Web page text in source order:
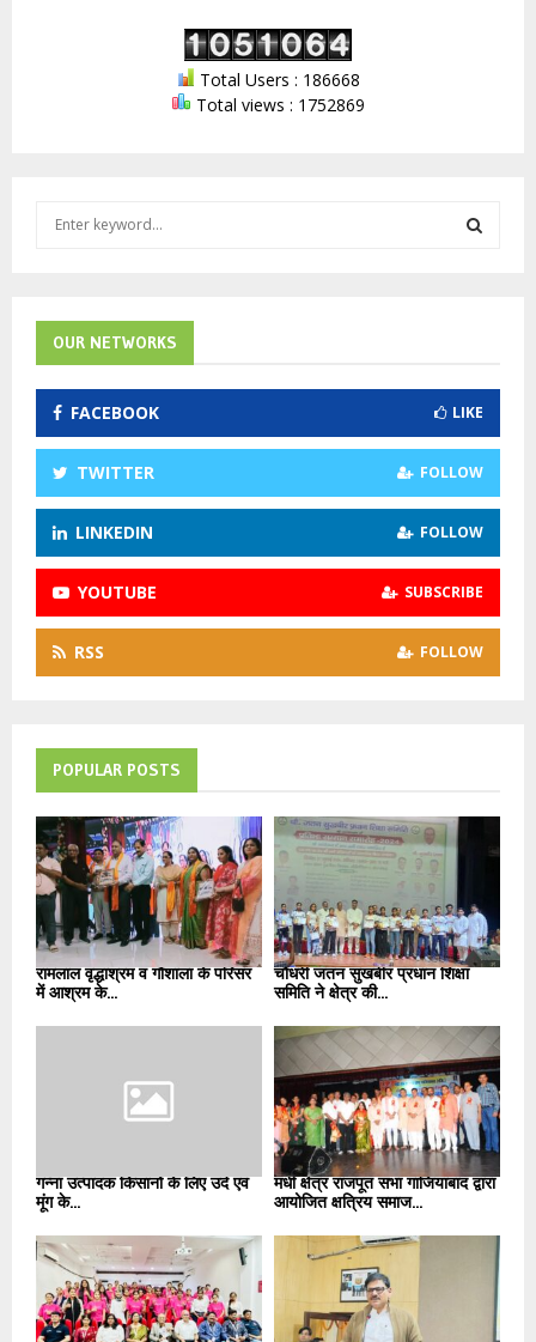
Total Users : 186668
Total views : 1752869
f
o
:
R
C
H
OUR NETWORKS
FACEBOOK LIKE
TWITTER FOLLOW
LINKEDIN FOLLOW
YOUTUBE SUBSCRIBE
RSS FOLLOW
POPULAR POSTS
रामलाल वृद्धाश्रम व गौशाला के परिसर
में आश्रम के...
चौधरी जतन सुखबीर प्रधान शिक्षा
समिति ने क्षेत्र की...
गन्ना उत्पादक किसानों के लिए उर्द एवं
मूंग के...
मधी क्षेत्र राजपूत सभा गाजियाबाद द्वारा
आयोजित क्षत्रिय समाज...